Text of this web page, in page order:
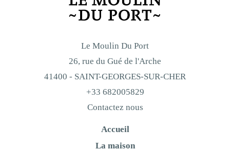
Le Moulin Du Port
26, rue du Gué de l'Arche
41400 - SAINT-GEORGES-SUR-CHER
+33 682005829
Contactez nous
Accueil
La maison